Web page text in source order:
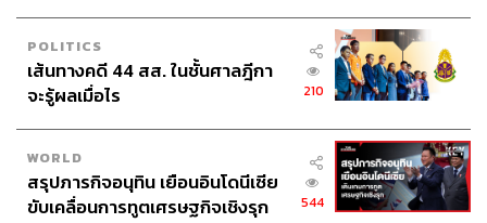
POLITICS
เส้นทางคดี 44 สส. ในชั้นศาลฎีกา
จะรู้ผลเมื่อไร
210
WORLD
สรุปภารกิจอนุทิน เยือนอินโดนีเซีย
ขับเคลื่อนการทูตเศรษฐกิจเชิงรุก
544